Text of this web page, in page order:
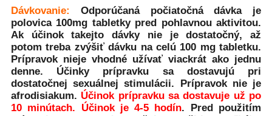
Dávkovanie:
Odporúčaná počiatočná dávka je
polovica 100mg tabletky pred pohlavnou aktivitou.
Ak účinok takejto dávky nie je dostatočný, až
potom treba zvýšiť dávku na celú 100 mg tabletku.
Prípravok nieje vhodné užívať viackrát ako jednu
denne. Účinky prípravku sa dostavujú pri
dostatočnej sexuálnej stimulácii. Prípravok nie je
afrodisiakum. Účinok prípravku sa dostavuje už po
10 minútach.
Účinok je 4-5 hodín. Pred použitím